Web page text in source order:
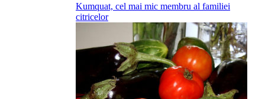
Kumquat, cel mai mic membru al familiei
citricelor